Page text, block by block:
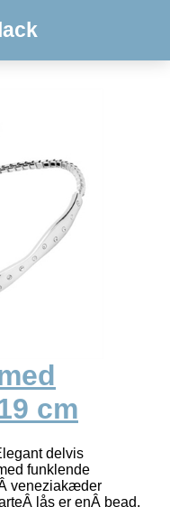
cm
delvis
funklende
veneziakæder
lås er enÂ bead,